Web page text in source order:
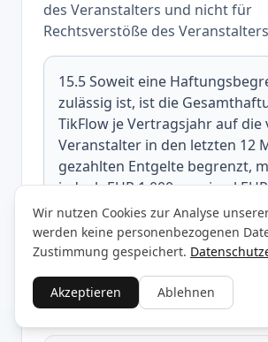
des Veranstalters und nicht für
Rechtsverstöße des
15.5Soweit eine
zulässig ist, ist die
TikFlow je Vertragsjahr auf die
Veranstalter in den letzten 12
gezahlten Entgelte begrenzt,
jedoch EUR 1.000, maximal
16. Freistellung
Wir nutzen Cookies zur Analyse
werden keine personenbezogenen
Zustimmung gespeichert.
Akzeptieren Ablehnen